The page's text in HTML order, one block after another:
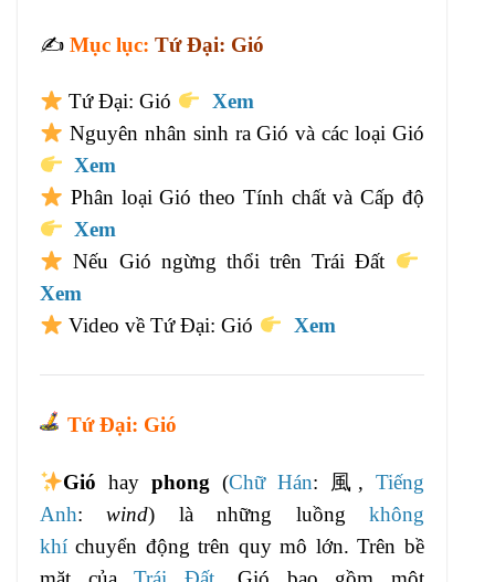
✍️ Mục lục: Tứ Đại: Gió
Tứ Đại: Gió
Xem
Nguyên nhân sinh ra Gió và các loại Gió
Xem
Phân loại Gió theo Tính chất và Cấp độ
Xem
Nếu Gió ngừng thổi trên Trái Đất
Xem
Video về Tứ Đại: Gió
Xem
Tứ Đại: Gió
Gió hayphong (Chữ Hán: 風, Tiếng
Anh:wind) là những luồng không
khí chuyển động trên quy mô lớn. Trên bề